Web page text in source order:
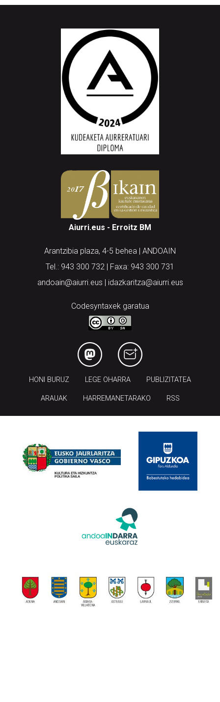
Aiurri.eus - Erroitz BM
Arantzibia plaza, 4-5 behea | ANDOAIN
Tel.: 943 300 732 | Faxa: 943 300 731
andoain@aiurri.eus | idazkaritza@aiurri.eus
Codesyntaxek garatua
HONI BURUZ LEGE OHARRA PUBLIZITATEA
ARAUAK HARREMANETARAKO RSS